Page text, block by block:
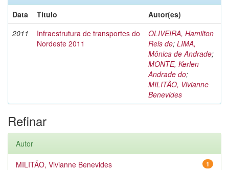
Data
Título
Autor(es)
2011
Infraestrutura de transportes do
Nordeste 2011
OLIVEIRA, Hamilton
Reis de; LIMA,
Mônica de Andrade;
MONTE, Kerlen
Andrade do;
MILITÃO, Vivianne
Benevides
Refinar
Autor
1
MILITÃO, Vivianne Benevides